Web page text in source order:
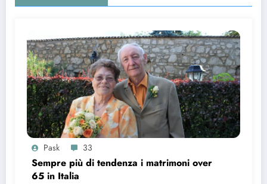
Pask 33
Sempre più di tendenza i matrimoni over
65 in Italia